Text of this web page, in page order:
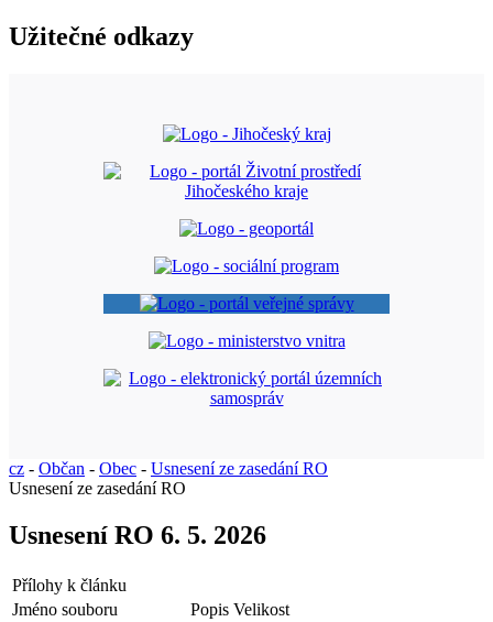
Užitečné odkazy
cz - Občan - Obec - Usnesení ze zasedání RO
Usnesení ze zasedání RO
Usnesení RO 6. 5. 2026
Přílohy k článku
Jméno souboru
Popis Velikost